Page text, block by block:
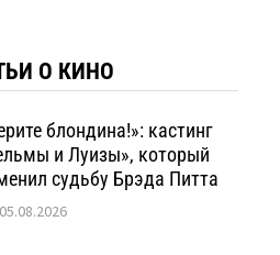
О КИНО
блондина!»: кастинг
и Луизы», который
судьбу Брэда Питта
05.08.2026